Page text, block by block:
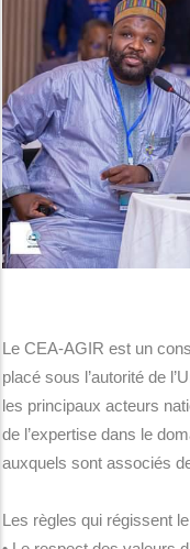
Le CEA-AGIR est un
placé sous l’autorité de
les principaux acteurs
de l’expertise dans le
auxquels sont associés
Les règles qui régissent